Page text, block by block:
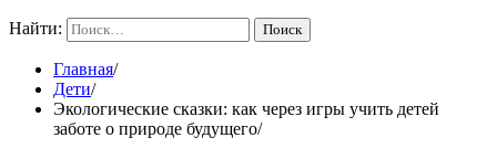
Найти:
Главная
Дети
Экологические сказки: как через игры учить детей
заботе о природе будущего